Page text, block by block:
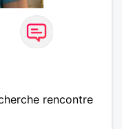
rencontre